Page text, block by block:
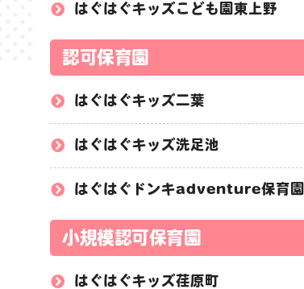
はぐはぐキッズこども園東上野
認可保育園
はぐはぐキッズ二葉
はぐはぐキッズ洗足池
はぐはぐドンキadventure保育園
小規模認可保育園
はぐはぐキッズ荏原町